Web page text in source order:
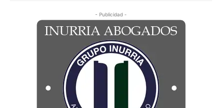
- Publicidad -